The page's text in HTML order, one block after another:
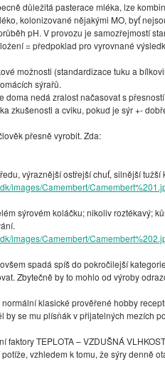
důležitá pasterace mléka, lze
kolonizované nějakými MO, byť
pH. V provozu je samozřejmostí
= předpoklad pro vyrovnané
možnosti (standardizace tuku a
sýrařů.
doma nedá zralost načasovat s
zkušenosti a cviku, pokud je sýr +-
přesně vyrobit. Zda:
výraznější ostřejší chuť, silnější
images/Camembert/
sýrovém koláčku; nikoliv roztékavý;
images/Camembert/
spadá spíš do pokročilejší
Zbytečně by to mohlo od výroby
klasické prověřené hobby
by se mu plísňák v přijatelných mezích
faktory TEPLOTA – VZDUŠNÁ
vzhledem k tomu, že sýry denně